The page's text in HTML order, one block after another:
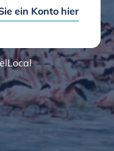
ein Konto hier